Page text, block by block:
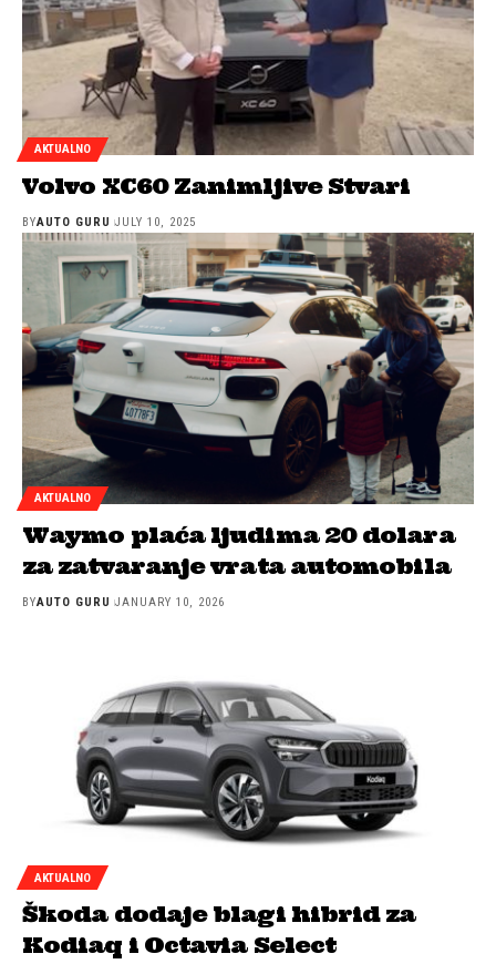
AKTUALNO
Volvo XC60 Zanimljive Stvari
BYAUTO GURU JULY 10, 2025
AKTUALNO
Waymo plaća ljudima 20 dolara
za zatvaranje vrata automobila
BYAUTO GURU JANUARY 10, 2026
AKTUALNO
Škoda dodaje blagi hibrid za
Kodiaq i Octavia Select